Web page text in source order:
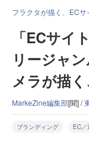
フラクタが描く、EC
「ECサイ
リージャ
メラが描
MarkeZine編集部[聞] /
ブランディング EC／